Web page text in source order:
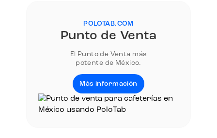
POLOTAB.COM
Punto de Venta
El Punto de Venta más
potente de México.
Más información